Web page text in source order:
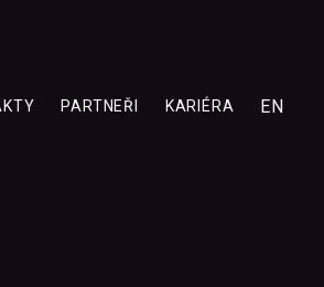
PARTNEŘI KARIÉRA CZ
EN